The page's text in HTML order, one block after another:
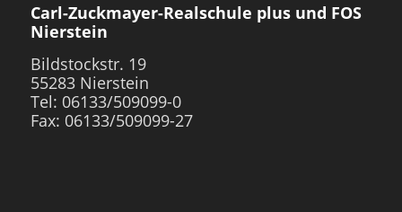
Carl-Zuckmayer-Realschule plus und FOS
Nierstein
Bildstockstr. 19
55283 Nierstein
Tel: 06133/509099-0
Fax: 06133/509099-27